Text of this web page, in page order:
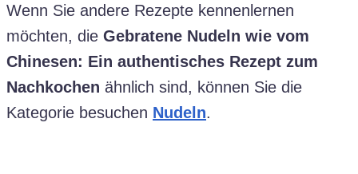
Wenn Sie andere Rezepte kennenlernen
möchten, die Gebratene Nudeln wie vom
Chinesen: Ein authentisches Rezept zum
Nachkochen ähnlich sind, können Sie die
Kategorie besuchen Nudeln.